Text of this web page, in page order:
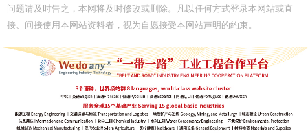
问题请及时告之，本网将及时修改或删除。凡以任何方式登录本网站或直
接、间接使用本网站资料者，视为自愿接受本网站声明的约束。